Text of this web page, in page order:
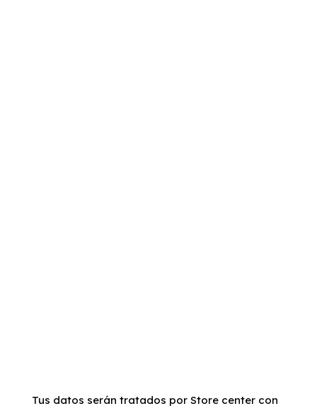
Tus datos serán tratados por Store center con